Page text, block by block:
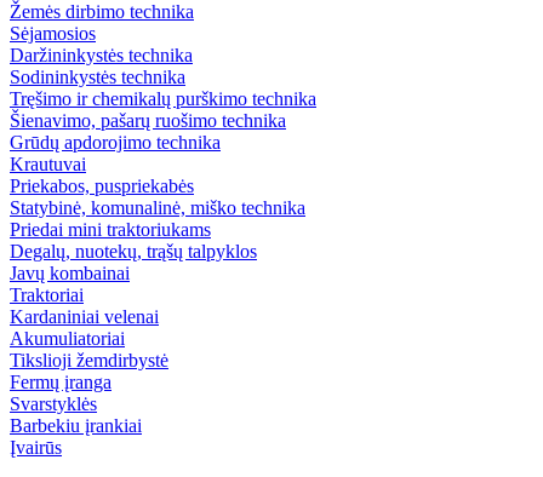
Žemės dirbimo technika
Sėjamosios
Daržininkystės technika
Sodininkystės technika
Tręšimo ir chemikalų purškimo technika
Šienavimo, pašarų ruošimo technika
Grūdų apdorojimo technika
Krautuvai
Priekabos, puspriekabės
Statybinė, komunalinė, miško technika
Priedai mini traktoriukams
Degalų, nuotekų, trąšų talpyklos
Javų kombainai
Traktoriai
Kardaniniai velenai
Akumuliatoriai
Tikslioji žemdirbystė
Fermų įranga
Svarstyklės
Barbekiu įrankiai
Įvairūs